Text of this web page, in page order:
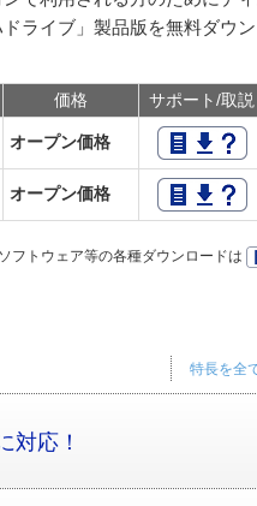
ライブ」製品版を無料ダウ
価格 サポート/取説
オープン価格
オープン価格
トウェア等の各種ダウンロードは
特長を全
対応！